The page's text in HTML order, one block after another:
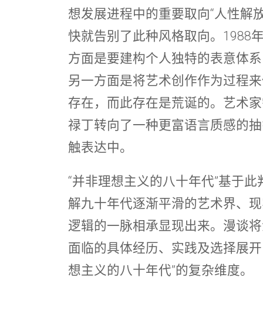
想发展进程中的重要取向“人性解
快就告别了此种风格取向。1988
方面是要建构个人独特的表意体
另一方面是将艺术创作作为过程
存在，而此存在是荒诞的。艺术
禄丁转向了一种更富语言质感的
触表达中。
“并非理想主义的八十年代”基于
解九十年代逐渐平滑的艺术界、
逻辑的一脉相承显现出来。漫谈
面临的具体经历、实践及选择展
想主义的八十年代”的复杂维度。